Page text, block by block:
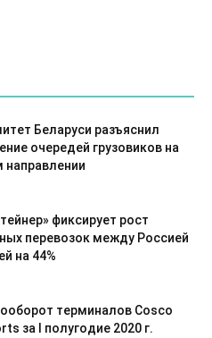
Беларуси разъяснил
очередей грузовиков на
направлении
фиксирует рост
перевозок между Россией
на 44%
терминалов Cosco
за I полугодие 2020 г.